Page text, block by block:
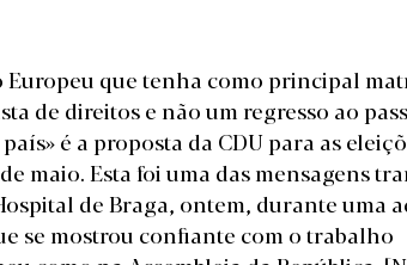
que tenha como principal
de direitos e não um regresso ao
é a proposta da CDU para as
maio. Esta foi uma das mensagens
de Braga, ontem, durante uma
se mostrou confiante com o trabalho